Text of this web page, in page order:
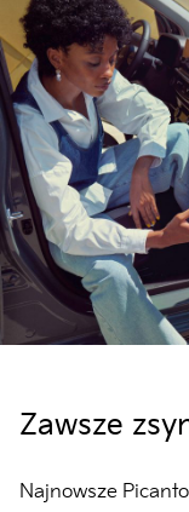
Zawsze
Najnowsze